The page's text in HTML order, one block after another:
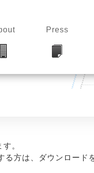
Press
。
方は、ダウンロー